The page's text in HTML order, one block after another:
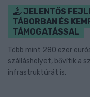
JELENTŐS
TÁBORBAN ÉS
TÁMOGATÁSSAL
Több mint 280 ezer
szálláshelyet, bővítik a
infrastruktúrát is.